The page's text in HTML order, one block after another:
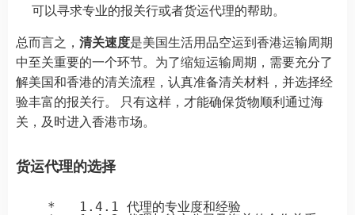
可以寻求专业的报关行或者货运代理的帮助。
总而言之， 清关速度是美国生活用品空运到香港运输周期
中至关重要的一个环节。为了缩短运输周期，需要充分了
解美国和香港的清关流程，认真准备清关材料，并选择经
验丰富的报关行。 只有这样，才能确保货物顺利通过海
关，及时进入香港市场。
货运代理的选择
    *   1.4.1 代理的专业度和经验